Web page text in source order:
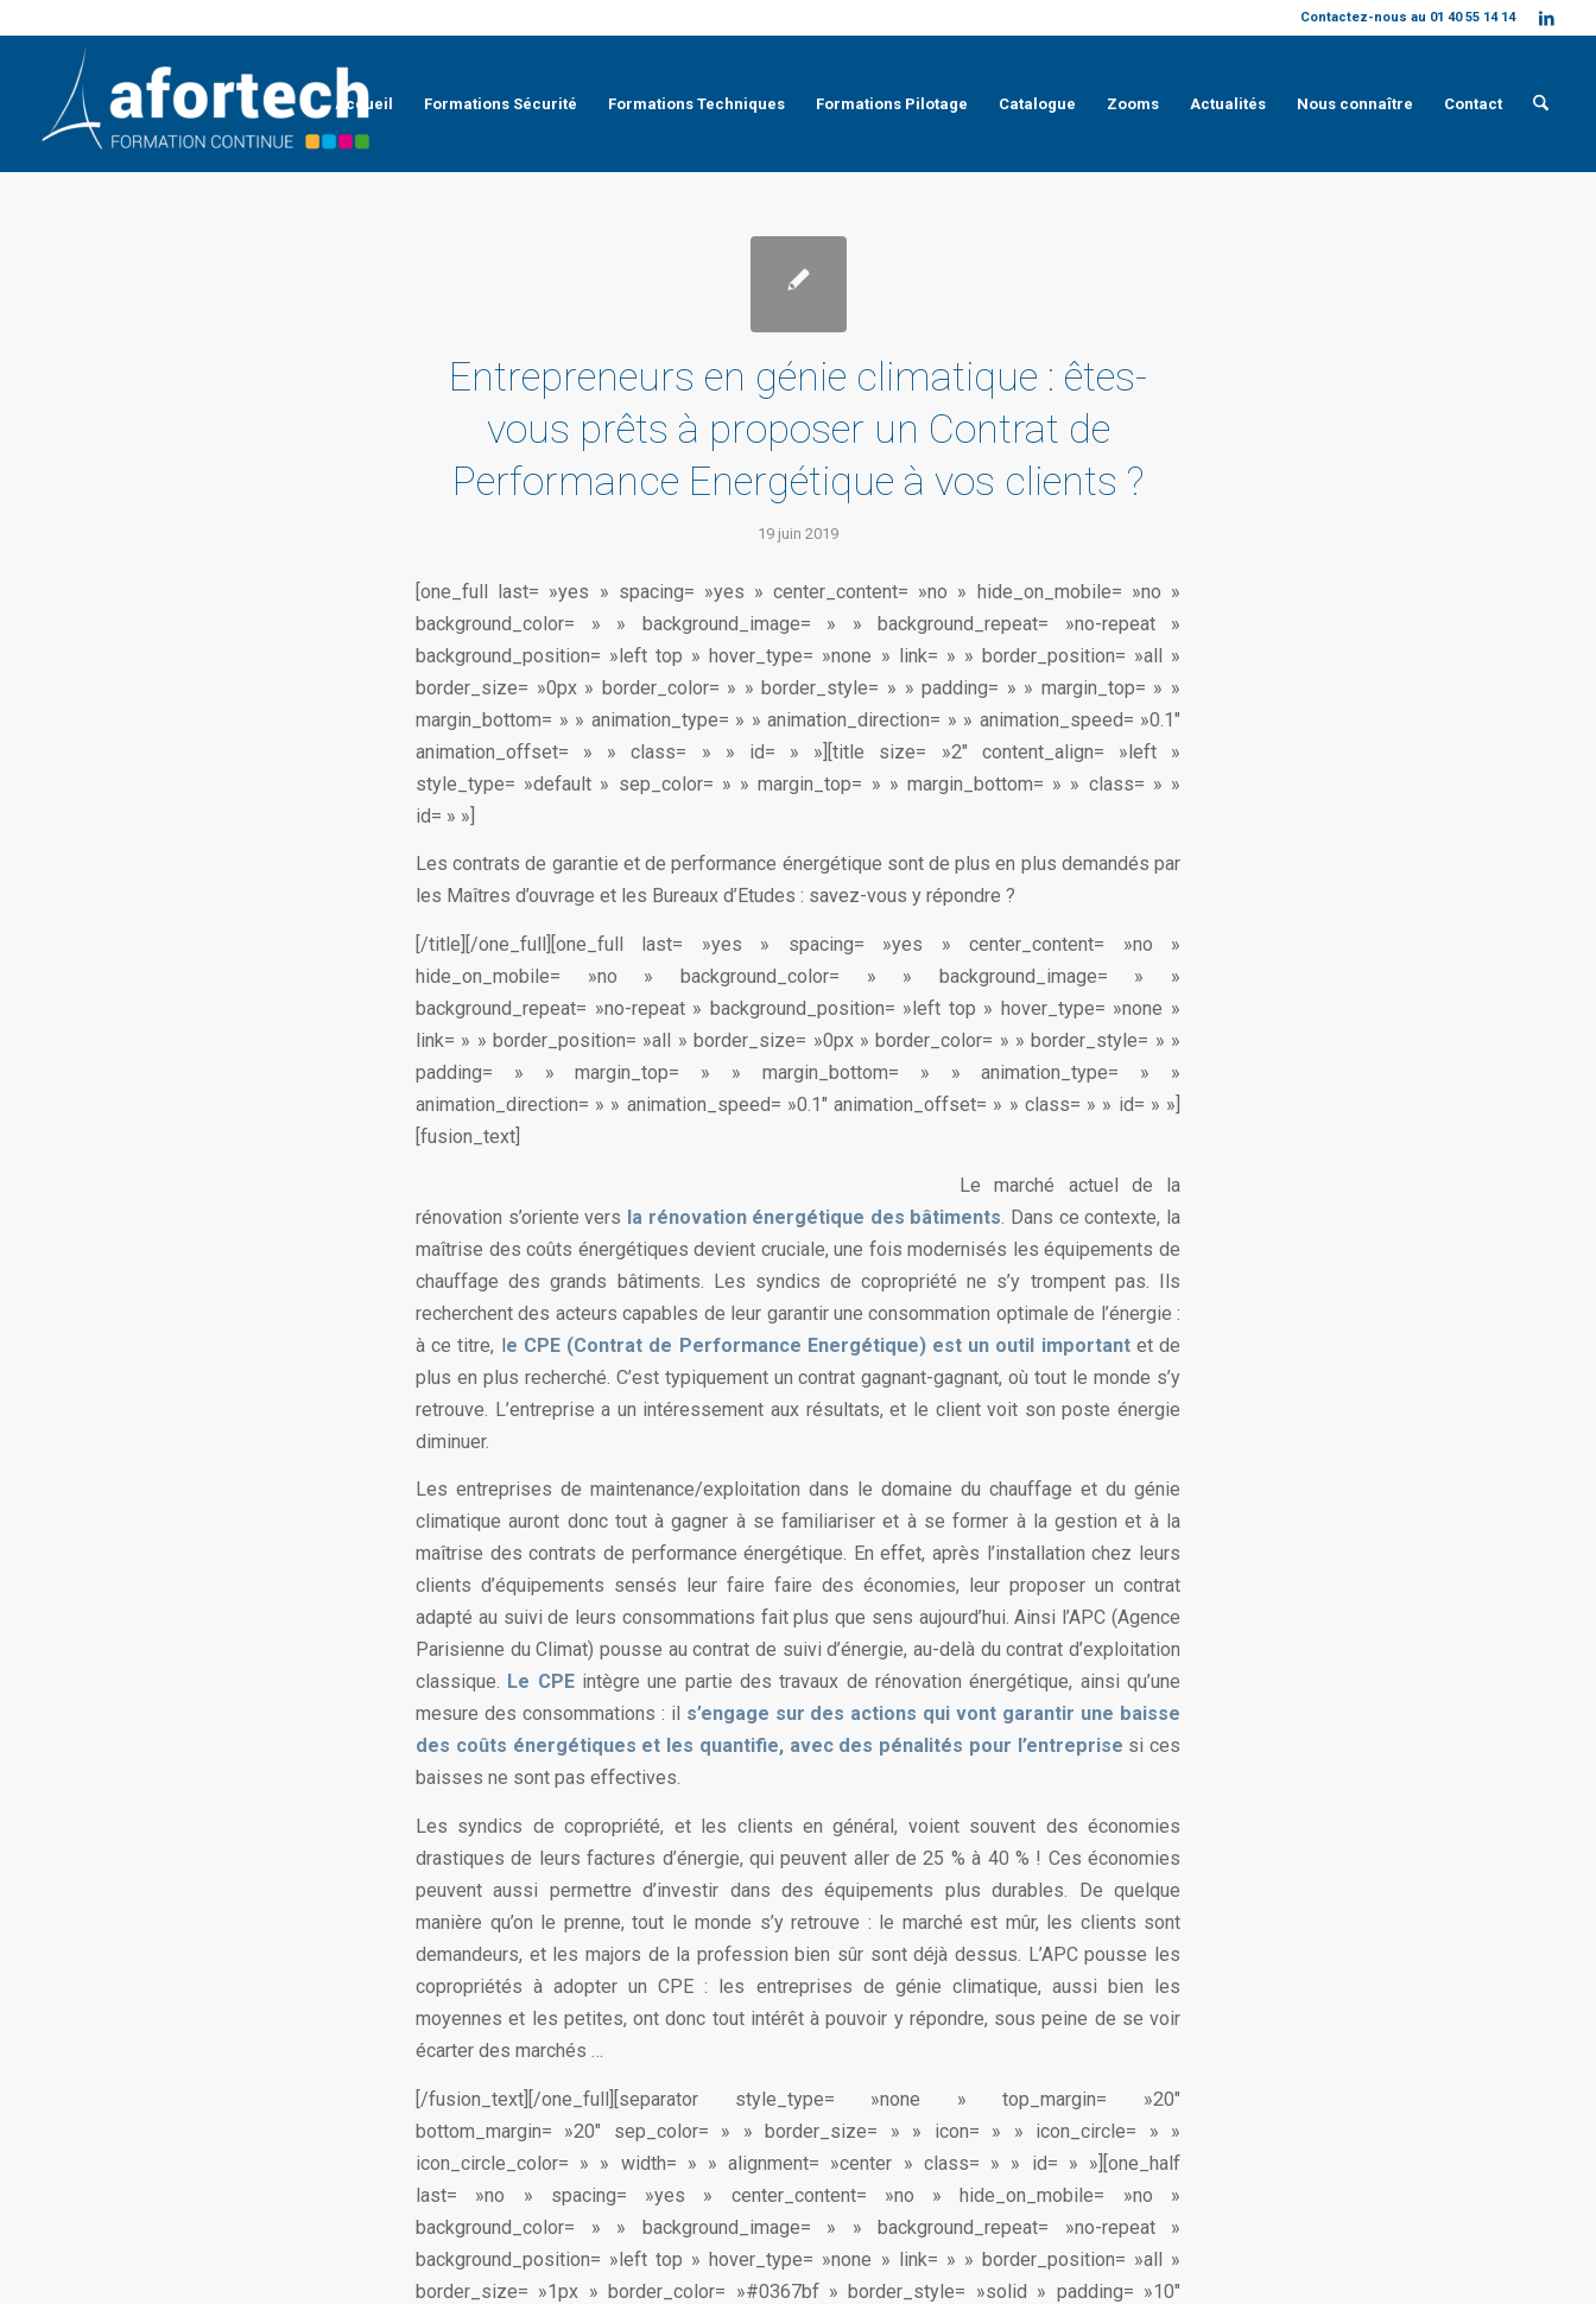
Contactez-nous au 01 40 55 14 14
Accueil Formations Sécurité Formations Techniques Formations Pilotage Catalogue Zooms Actualités Nous connaître Contact
Entrepreneurs en génie climatique : êtes-
vous prêts à proposer un Contrat de
Performance Energétique à vos clients ?
19 juin 2019
[one_full last= »yes » spacing= »yes » center_content= »no » hide_on_mobile= »no »
background_color= » » background_image= » » background_repeat= »no-repeat »
background_position= »left top » hover_type= »none » link= » » border_position= »all »
border_size= »0px » border_color= » » border_style= » » padding= » » margin_top= » »
margin_bottom= » » animation_type= » » animation_direction= » » animation_speed= »0.1″
animation_offset= » » class= » » id= » »][title size= »2″ content_align= »left »
style_type= »default » sep_color= » » margin_top= » » margin_bottom= » » class= » »
id= » »]
Les contrats de garantie et de performance énergétique sont de plus en plus demandés par
les Maîtres d’ouvrage et les Bureaux d’Etudes : savez-vous y répondre ?
[/title][/one_full][one_full last= »yes » spacing= »yes » center_content= »no »
hide_on_mobile= »no » background_color= » » background_image= » »
background_repeat= »no-repeat » background_position= »left top » hover_type= »none »
link= » » border_position= »all » border_size= »0px » border_color= » » border_style= » »
padding= » » margin_top= » » margin_bottom= » » animation_type= » »
animation_direction= » » animation_speed= »0.1″ animation_offset= » » class= » » id= » »]
[fusion_text]
Le marché actuel de la
rénovation s’oriente vers la rénovation énergétique des bâtiments . Dans ce contexte, la
maîtrise des coûts énergétiques devient cruciale, une fois modernisés les équipements de
chauffage des grands bâtiments. Les syndics de copropriété ne s’y trompent pas. Ils
recherchent des acteurs capables de leur garantir une consommation optimale de l’énergie :
à ce titre, le CPE (Contrat de Performance Energétique) est un outil importantet de
plus en plus recherché. C’est typiquement un contrat gagnant-gagnant, où tout le monde s’y
retrouve. L’entreprise a un intéressement aux résultats, et le client voit son poste énergie
diminuer.
Les entreprises de maintenance/exploitation dans le domaine du chauffage et du génie
climatique auront donc tout à gagner à se familiariser et à se former à la gestion et à la
maîtrise des contrats de performance énergétique. En effet, après l’installation chez leurs
clients d’équipements sensés leur faire faire des économies, leur proposer un contrat
adapté au suivi de leurs consommations fait plus que sens aujourd’hui. Ainsi l’APC (Agence
Parisienne du Climat) pousse au contrat de suivi d’énergie, au-delà du contrat d’exploitation
classique. Le CPEintègre une partie des travaux de rénovation énergétique, ainsi qu’une
mesure des consommations : il s’engage sur des actions qui vont garantir une baisse
des coûts énergétiques et les quantifie, avec des pénalités pour l’entreprise si ces
baisses ne sont pas effectives.
Les syndics de copropriété, et les clients en général, voient souvent des économies
drastiques de leurs factures d’énergie, qui peuvent aller de 25 % à 40 % ! Ces économies
peuvent aussi permettre d’investir dans des équipements plus durables. De quelque
manière qu’on le prenne, tout le monde s’y retrouve : le marché est mûr, les clients sont
demandeurs, et les majors de la profession bien sûr sont déjà dessus. L’APC pousse les
copropriétés à adopter un CPE : les entreprises de génie climatique, aussi bien les
moyennes et les petites, ont donc tout intérêt à pouvoir y répondre, sous peine de se voir
écarter des marchés …
[/fusion_text][/one_full][separator style_type= »none » top_margin= »20″
bottom_margin= »20″ sep_color= » » border_size= » » icon= » » icon_circle= » »
icon_circle_color= » » width= » » alignment= »center » class= » » id= » »][one_half
last= »no » spacing= »yes » center_content= »no » hide_on_mobile= »no »
background_color= » » background_image= » » background_repeat= »no-repeat »
background_position= »left top » hover_type= »none » link= » » border_position= »all »
border_size= »1px » border_color= »#0367bf » border_style= »solid » padding= »10″